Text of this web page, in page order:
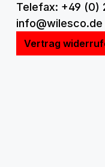
Telefax: +49 (0)
info@wilesco.de
Vertrag